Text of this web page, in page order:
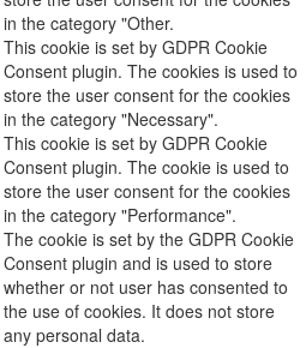
in the category "Other.
This cookie is set by GDPR Cookie
Consent plugin. The cookies is used to
store the user consent for the cookies
in the category "Necessary".
This cookie is set by GDPR Cookie
Consent plugin. The cookie is used to
store the user consent for the cookies
in the category "Performance".
The cookie is set by the GDPR Cookie
Consent plugin and is used to store
whether or not user has consented to
the use of cookies. It does not store
any personal data.